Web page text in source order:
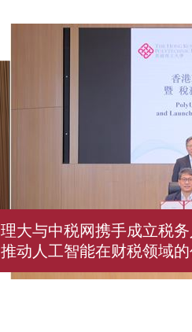
理大与中税网携手成立税
推动人工智能在财税领域